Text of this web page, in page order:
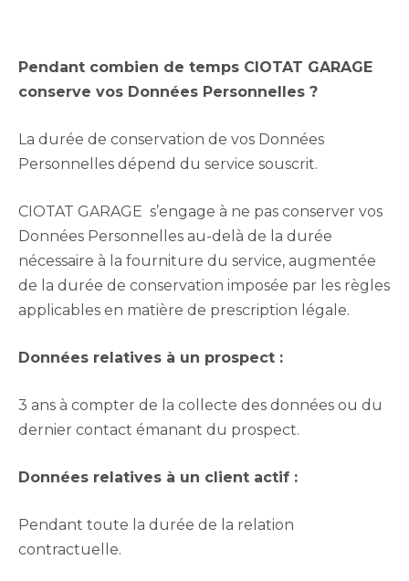
Pendant combien de temps CIOTAT GARAGE
conserve vos Données Personnelles ?
La durée de conservation de vos Données
Personnelles dépend du service souscrit.
CIOTAT GARAGE s’engage à ne pas conserver vos
Données Personnelles au-delà de la durée
nécessaire à la fourniture du service, augmentée
de la durée de conservation imposée par les règles
applicables en matière de prescription légale.
Données relatives à un prospect :
3 ans à compter de la collecte des données ou du
dernier contact émanant du prospect.
Données relatives à un client actif :
Pendant toute la durée de la relation
contractuelle.